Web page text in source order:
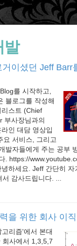
발
이셨던 Jeff Barr
를 시작하고,
블로그를 작성해
리스트 (Chief
부사장님과의
인 대담 영상입
요 서비스, 그리고
발자들에게 주는 공부
. https://
하세요. Jeff 간단히 자
감사드립니다. ...
을 위한 회사 이
고리즘'에서 본대
회사에서 1,3,5,7